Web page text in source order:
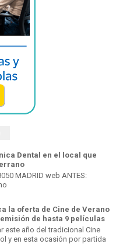
Dental en el local que
MADRID web ANTES:
la oferta de Cine de Verano
de hasta 9 películas
este año del tradicional Cine
y en esta ocasión por partida